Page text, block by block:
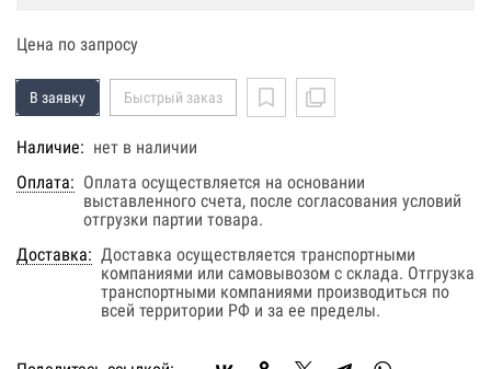
Цена по запросу
В заявку Быстрый заказ
Наличие: нет в наличии
Оплата: Оплата осуществляется на основании
выставленного счета, после согласования условий
отгрузки партии товара.
Доставка: Доставка осуществляется транспортными
компаниями или самовывозом с склада. Отгрузка
транспортными компаниями производиться по
всей территории РФ и за ее пределы.